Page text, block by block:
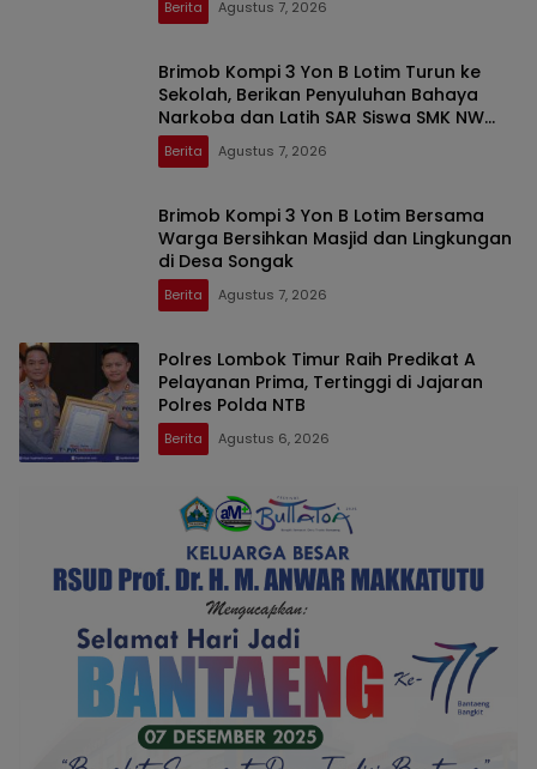
Berita Agustus 7, 2026
Brimob Kompi 3 Yon B Lotim Turun ke
Sekolah, Berikan Penyuluhan Bahaya
Narkoba dan Latih SAR Siswa SMK NW
Benteng
Berita Agustus 7, 2026
Brimob Kompi 3 Yon B Lotim Bersama
Warga Bersihkan Masjid dan Lingkungan
di Desa Songak
Berita Agustus 7, 2026
Polres Lombok Timur Raih Predikat A
Pelayanan Prima, Tertinggi di Jajaran
Polres Polda NTB
Berita Agustus 6, 2026